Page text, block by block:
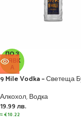
ПО З
АЯВК
А
9 Mile Vodka – Светеща
Алкохол,Водка
19.99 лв.
≈€10.22